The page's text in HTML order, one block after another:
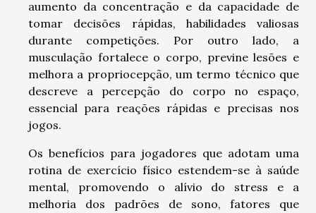
aumento da concentração e da capacidade de
tomar decisões rápidas, habilidades valiosas
durante competições. Por outro lado, a
musculação fortalece o corpo, previne lesões e
melhora a propriocepção, um termo técnico que
descreve a percepção do corpo no espaço,
essencial para reações rápidas e precisas nos
jogos.
Os benefícios para jogadores que adotam uma
rotina de exercício físico estendem-se à saúde
mental, promovendo o alívio do stress e a
melhoria dos padrões de sono, fatores que